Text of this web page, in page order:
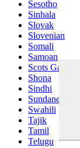
Sesotho
Sinhala
Slovak
Slovenian
Somali
Samoan
Scots Gaelic
Shona
Sindhi
Sundanese
Swahili
Tajik
Tamil
Telugu